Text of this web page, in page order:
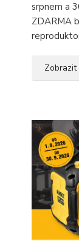
srpnem a
ZDARMA
Zobrazit